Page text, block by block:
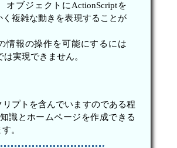
オブジェクトにActionScriptを
複雑な動きを表現することが
情報の操作を可能にするには
実現できません。
リプトを含んでいますのである程
識とホームページを作成できる
。